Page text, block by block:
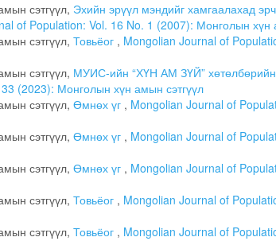
сэтгүүл, Эхийн эрүүл мэндийг хамгаалахад
of Population: Vol. 16 No. 1 (2007): Монголын хүн
сэтгүүл, Товьёог , Mongolian Journal of
сэтгүүл, МУИС-ийн “ХҮН АМ ЗҮЙ” хөтөлбөрийн
(2023): Монголын хүн амын сэтгүүл
сэтгүүл, Өмнөх үг , Mongolian Journal of
сэтгүүл, Өмнөх үг , Mongolian Journal of
сэтгүүл, Өмнөх үг , Mongolian Journal of
сэтгүүл, Товьёог , Mongolian Journal of
сэтгүүл, Товьёог , Mongolian Journal of